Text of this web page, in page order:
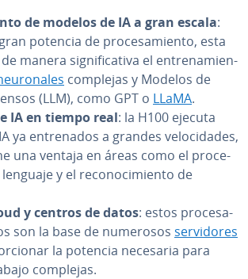
de modelos de IA a gran escala:
potencia de pro­ce­sa­mie­n­to, esta
de manera si­g­ni­fi­ca­ti­va el en­tre­na­mie­n­
complejas y Modelos de
(LLM), como GPT o LLaMA.
IA en tiempo real: la H100 ejecuta
ya en­tre­na­dos a grandes ve­lo­ci­da­des,
una ventaja en áreas como el pro­ce­
y el re­co­no­ci­mie­n­to de
y centros de datos: estos pro­ce­sa­
son la base de numerosos se­r­vi­do­res
la potencia necesaria para
complejas.